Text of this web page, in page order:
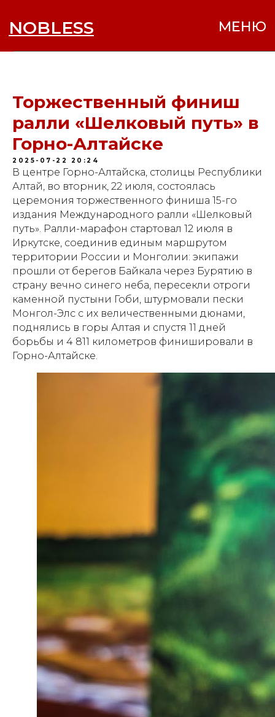
NOBLESS
Торжественный финиш
ралли «Шелковый путь» в
Горно-Алтайске
2025-07-22 20:24
В центре Горно-Алтайска, столицы Республики
Алтай, во вторник, 22 июля, состоялась
церемония торжественного финиша 15-го
издания Международного ралли «Шелковый
путь». Ралли-марафон стартовал 12 июля в
Иркутске, соединив единым маршрутом
территории России и Монголии: экипажи
прошли от берегов Байкала через Бурятию в
страну вечно синего неба, пересекли отроги
каменной пустыни Гоби, штурмовали пески
Монгол-Элс с их величественными дюнами,
поднялись в горы Алтая и спустя 11 дней
борьбы и 4 811 километров финишировали в
Горно-Алтайске.